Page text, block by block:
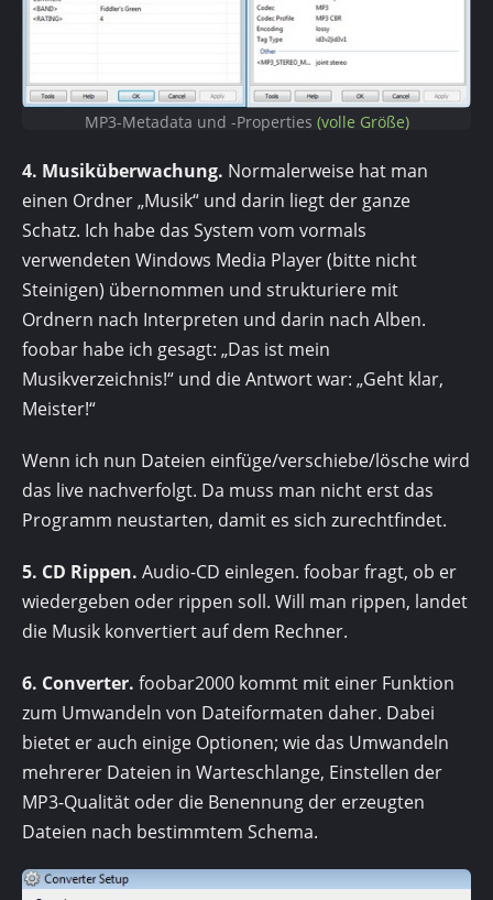
MP3-Metadata und -Properties (volle Größe)
4. Musiküberwachung. Normalerweise hat man
einen Ordner „Musik“ und darin liegt der ganze
Schatz. Ich habe das System vom vormals
verwendeten Windows Media Player (bitte nicht
Steinigen) übernommen und strukturiere mit
Ordnern nach Interpreten und darin nach Alben.
foobar habe ich gesagt: „Das ist mein
Musikverzeichnis!“ und die Antwort war: „Geht klar,
Meister!“
Wenn ich nun Dateien einfüge/verschiebe/lösche wird
das live nachverfolgt. Da muss man nicht erst das
Programm neustarten, damit es sich zurechtfindet.
5. CD Rippen. Audio-CD einlegen. foobar fragt, ob er
wiedergeben oder rippen soll. Will man rippen, landet
die Musik konvertiert auf dem Rechner.
6. Converter. foobar2000 kommt mit einer Funktion
zum Umwandeln von Dateiformaten daher. Dabei
bietet er auch einige Optionen; wie das Umwandeln
mehrerer Dateien in Warteschlange, Einstellen der
MP3-Qualität oder die Benennung der erzeugten
Dateien nach bestimmtem Schema.